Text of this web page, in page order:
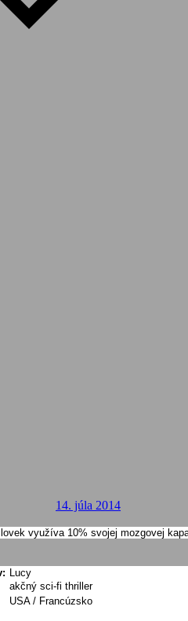
14. júla 2014
využíva 10% svojej mozgovej
Lucy
akčný sci-fi thriller
USA / Francúzsko